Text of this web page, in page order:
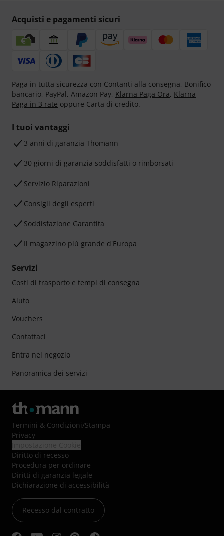
Acquisti e pagamenti sicuri
Paga in tutta sicurezza con Contanti alla consegna, Bonifico
bancario, PayPal, Amazon Pay, Klarna Paga Ora, Klarna
Paga in 3 rate oppure Carta di credito.
I tuoi vantaggi
3 anni di garanzia Thomann
30 giorni di garanzia soddisfatti o rimborsati
Servizio Riparazioni
Consigli degli esperti
Soddisfazione Garantita
Il magazzino più grande d'Europa
Servizi
Costi di trasporto e tempi di consegna
Aiuto
Vouchers
Contattaci
Entra nel negozio
Panoramica dei servizi
Termini & Condizioni/Stampa
Privacy
Diritto di recesso
Procedura per ordinare
Diritti di garanzia legale
Dichiarazione di accessibilità
Recesso dal contratto